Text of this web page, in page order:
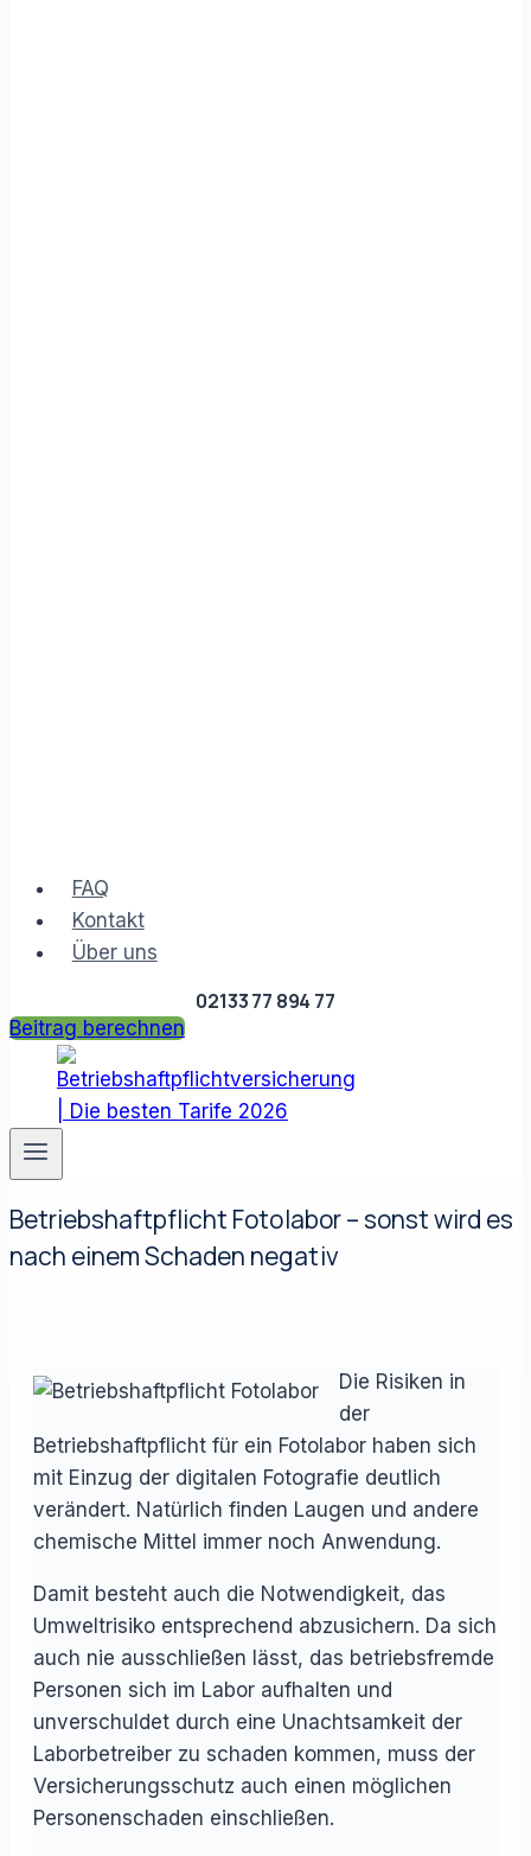
FAQ
Kontakt
Über uns
02133 77 894 77
Beitrag berechnen
Betriebshaftpflicht Fotolabor – sonst wird es
nach einem Schaden negativ
Die Risiken in
der
Betriebshaftpflicht für ein Fotolabor haben sich
mit Einzug der digitalen Fotografie deutlich
verändert. Natürlich finden Laugen und andere
chemische Mittel immer noch Anwendung.
Damit besteht auch die Notwendigkeit, das
Umweltrisiko entsprechend abzusichern. Da sich
auch nie ausschließen lässt, das betriebsfremde
Personen sich im Labor aufhalten und
unverschuldet durch eine Unachtsamkeit der
Laborbetreiber zu schaden kommen, muss der
Versicherungsschutz auch einen möglichen
Personenschaden einschließen.